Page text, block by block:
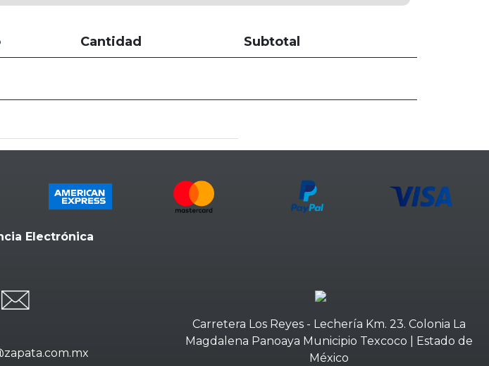
Cantidad
Subtotal
Electrónica
Carretera Los Reyes - Lechería Km. 23. Colonia La
Magdalena Panoaya Municipio Texcoco | Estado de
México